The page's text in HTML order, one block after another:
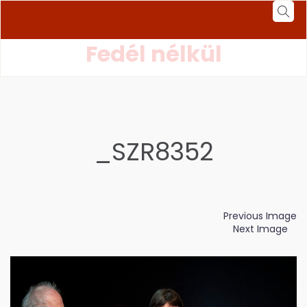
Fedél nélkül
_SZR8352
Previous Image
Next Image